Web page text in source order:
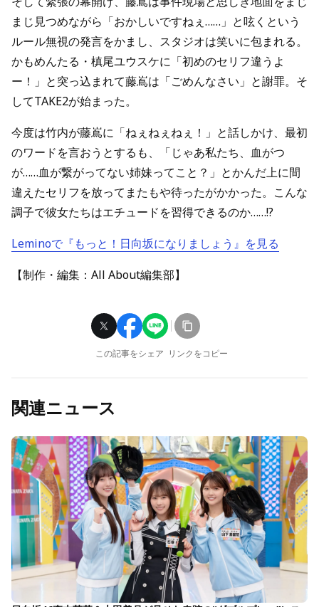
まじ見つめながら「おかしいですねぇ……」と呟くという
ルール無視の発言をかまし、スタジオは笑いに包まれる。
かもめんたる・槙尾ユウスケに「初めのセリフ違うよ
ー！」と突っ込まれて藤嶌は「ごめんなさい」と謝罪。そ
してTAKE2が始まった。
今度は竹内が藤嶌に「ねぇねぇねぇ！」と話しかけ、最初
のワードを言おうとするも、「じゃあ私たち、血がつ
が……血が繋がってない姉妹ってこと？」とかんだ上に間
違えたセリフを放ってまたもや待ったがかかった。こんな
調子で彼女たちはエチュードを習得できるのか……!?
Leminoで『もっと！日向坂になりましょう』を見る
【制作・編集：All About編集部】
この記事をシェア リンクをコピー
関連ニュース